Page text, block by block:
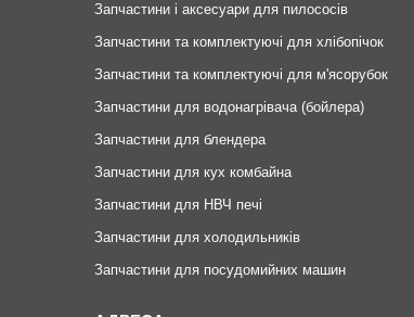
Запчастини і аксесуари для пилососів
Запчастини та комплектуючі для хлібопічок
Запчастини та комплектуючі для м'ясорубок
Запчастини для водонагрівача (бойлера)
Запчастини для блендера
Запчастини для кух комбайна
Запчастини для НВЧ печі
Запчастини для холодильників
Запчастини для посудомийних машин